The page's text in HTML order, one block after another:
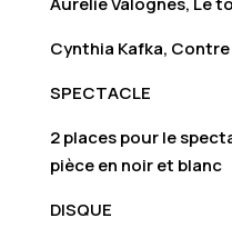
Cynthia Kafka,
SPECTACLE
2 places pour le
pièce en noir et blanc
DISQUE